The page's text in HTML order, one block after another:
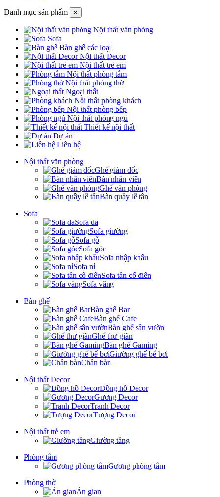
Danh mục sản phẩm ×
Nội thất văn phòng
Sofa
Bàn ghế các loại
Nội thất Decor
Nội thất trẻ em
Nội thất phòng tắm
Nội thất phòng thờ
Ngoại thất
Nội thất phòng khách
Nội thất phòng bếp
Nội thất phòng ngủ
Thiết kế nội thất
Dự án
Liên hệ
Nội thất văn phòng
Ghế giám đốc
Bàn nhân viên
Ghế văn phòng
Bàn quầy lễ tân
Sofa
Sofa da
Sofa giường
Sofa gỗ
Sofa góc
Sofa nhập khẩu
Sofa nỉ
Sofa tân cổ điển
Sofa văng
Bàn ghế
Bàn ghế Bar
Bàn ghế Cafe
Bàn ghế sân vườn
Ghế thư giãn
Bàn ghế Gaming
Giường ghế bể bơi
Chân bàn
Nội thất Decor
Đồng hồ Decor
Gương Decor
Tranh Decor
Tượng Decor
Nội thất trẻ em
Giường tầng
Phòng tắm
Gương phòng tắm
Phòng thờ
Án gian